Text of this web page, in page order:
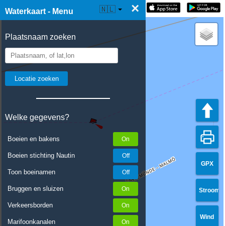
Waterkaart - Menu ×
Plaatsnaam zoeken
Welke gegevens?
Boeien en bakens
Boeien stichting Nautin
Toon boeinamen
Bruggen en sluizen
Verkeersborden
Marifoonkanalen
☰ Waterkaart Live 🇳🇱
GPX
Stroom
Wind